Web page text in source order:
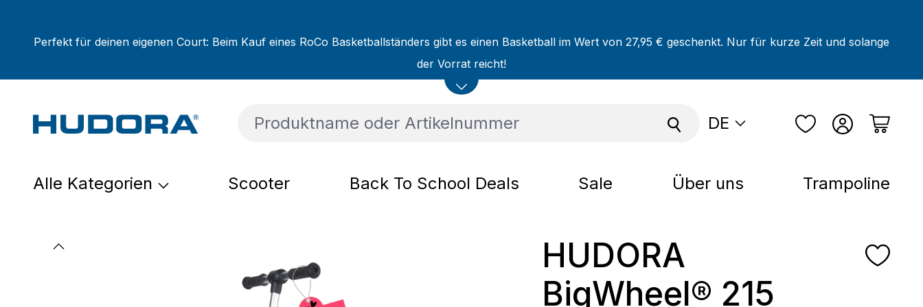
Perfekt für deinen eigenen Court: Beim Kauf eines RoCo Basketballständers gibt es einen Basketball im Wert von 27,95 € geschenkt. Nur für kurze Zeit und solange
der Vorrat reicht!
DE
Alle Kategorien Scooter Back To School Deals Sale Über uns Trampoline
Bildergalerie überspringen
HUDORA
BigWheel® 215